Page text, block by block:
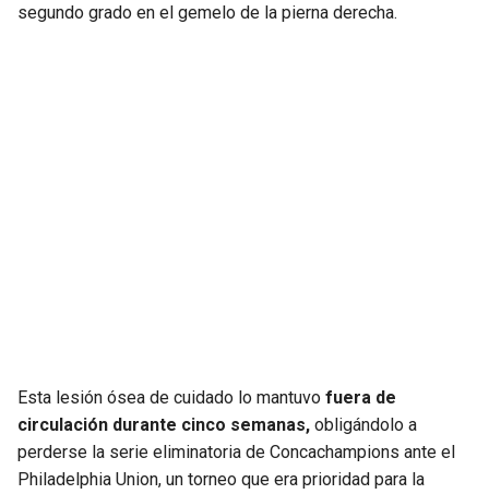
segundo grado en el gemelo de la pierna derecha.
Esta lesión ósea de cuidado lo mantuvo fuera de
circulación durante cinco semanas, obligándolo a
perderse la serie eliminatoria de Concachampions ante el
Philadelphia Union, un torneo que era prioridad para la